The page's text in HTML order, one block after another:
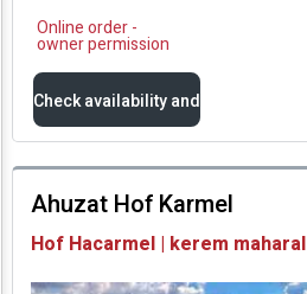
Online order -
owner permission
Check availability and
prices
Availability and
Prices
Ahuzat Hof Karmel
Hof Hacarmel | kerem maharal